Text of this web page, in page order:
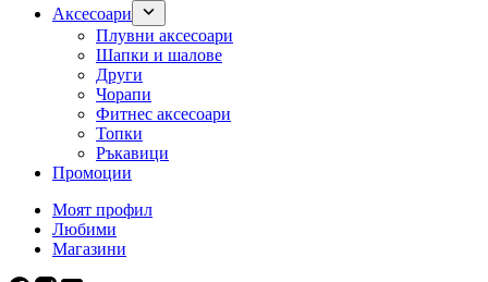
Аксесоари
Плувни аксесоари
Шапки и шалове
Други
Чорапи
Фитнес аксесоари
Топки
Ръкавици
Промоции
Моят профил
Любими
Магазини